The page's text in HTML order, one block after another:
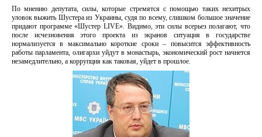
По мнению депутата, силы, которые стремятся с помощью таких нехитрых
уловок выжить Шустера из Украины, судя по всему, слишком большое значение
придают программе «Шустер LIVE». Видимо, эти силы всерьез полагают, что
после исчезновения этого проекта из экранов ситуация в государстве
нормализуется в максимально короткие сроки – повысится эффективность
работы парламента, олигархи уйдут в монастырь, экономический рост начнется
незамедлительно, а коррупция как таковая, уйдет в прошлое.